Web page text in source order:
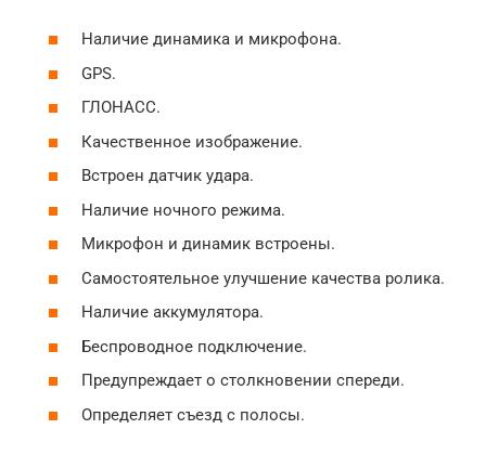
Наличие динамика и микрофона.
GPS.
ГЛОНАСС.
Качественное изображение.
Встроен датчик удара.
Наличие ночного режима.
Микрофон и динамик встроены.
Самостоятельное улучшение качества ролика.
Наличие аккумулятора.
Беспроводное подключение.
Предупреждает о столкновении спереди.
Определяет съезд с полосы.